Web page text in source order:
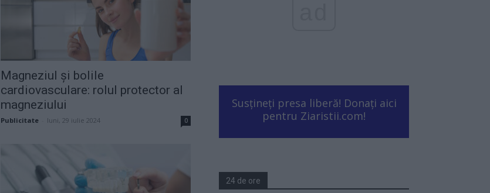
Magneziul și bolile
cardiovasculare: rolul protector al
magneziului
Publicitate luni, 29 iulie 2024 0
Susțineți presa liberă! Donați aici
pentru Ziaristii.com!
24 de ore